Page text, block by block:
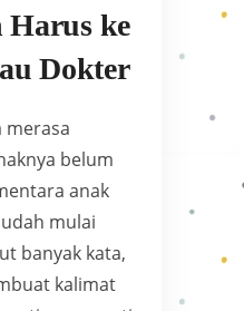
Harus ke
Dokter
merasa
belum
anak
mulai
banyak kata,
kalimat